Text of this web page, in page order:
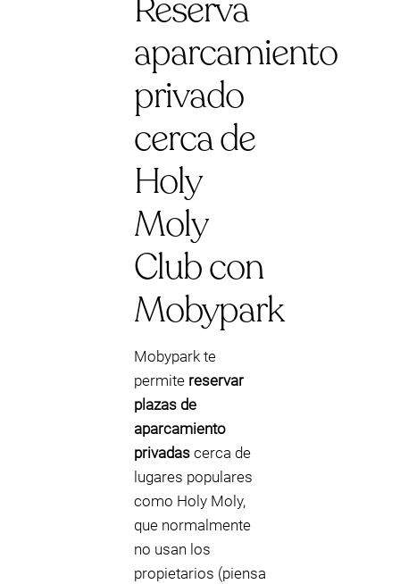
Reserva
aparcamiento
privado
cerca de
Holy
Moly
Club con
Mobypark
Mobypark te
permite reservar
plazas de
aparcamiento
privadas cerca de
lugares populares
como Holy Moly,
que normalmente
no usan los
propietarios (piensa